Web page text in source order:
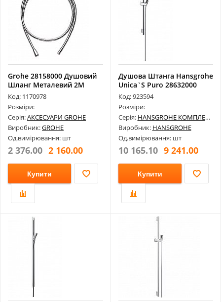
Grohe 28158000 Душовий
Шланг Металевий 2М
Код: 1170978
Розміри:
Серія:АКСЕСУАРИ GROHE
Виробник:GROHE
Од.вимірювання: шт
2 376.00 2 160.00
Купити
Душова Штанга Hansgrohe
Unica`S Puro 28632000
Код: 923594
Розміри:
Серія: HANSGROHE КОМПЛЕКТУЮЧІ
Виробник: HANSGROHE
Од.вимірювання: шт
10 165.10 9 241.00
Купити